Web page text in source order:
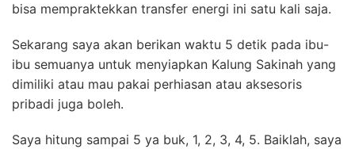
bisa mempraktekkan transfer energi ini satu kali saja.
Sekarang saya akan berikan waktu 5 detik pada ibu-
ibu semuanya untuk menyiapkan Kalung Sakinah yang
dimiliki atau mau pakai perhiasan atau aksesoris
pribadi juga boleh.
Saya hitung sampai 5 ya buk, 1, 2, 3, 4, 5. Baiklah, saya